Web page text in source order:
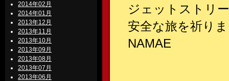
2014年02月
2014年01月
2013年12月
2013年11月
2013年10月
2013年09月
2013年08月
2013年07月
2013年06月
ジェットストリ
安全な旅を祈り
NAMAE